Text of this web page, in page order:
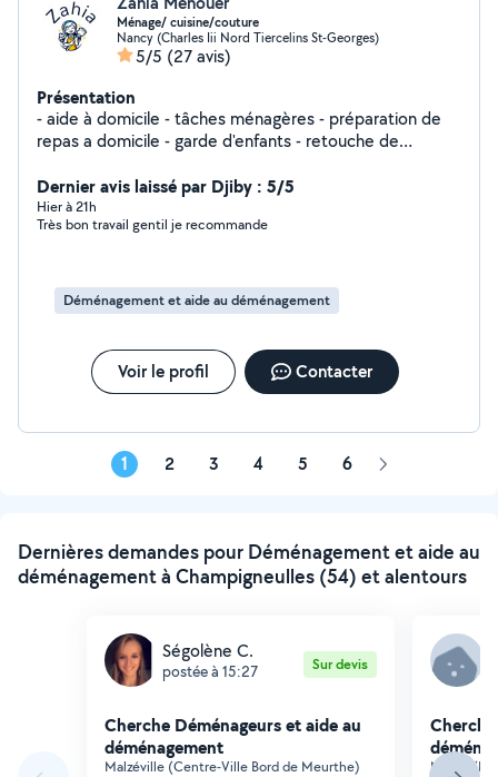
Ménage/ cuisine/couture
Nancy (Charles Iii Nord Tiercelins St-Georges)
5/5 (27 avis)
Présentation
- aide à domicile - tâches ménagères - préparation de
repas a domicile - garde d'enfants - retouche de
Dernier avis laissé par Djiby : 5/5
Hier à 21h
Très bon travail gentil je recommande
Déménagement et aide au déménagement
Voir le profil Contacter
1 2 3 4 5 6 Page
Dernières demandes pour Déménagement et aide au
déménagement à Champigneulles (54) et alentours
Ségolène C.
postée à 15:27 Sur devis
Cherche Déménageurs et aide au
déménagement
Malzéville (Centre-Ville Bord de Meurthe)
Nancy